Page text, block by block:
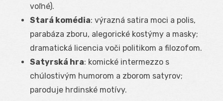
voľné).
Stará komédia: výrazná satira moci a polis,
parabáza zboru, alegorické kostýmy a masky;
dramatická licencia voči politikom a filozofom.
Satyrská hra: komické intermezzo s
chúlostivým humorom a zborom satyrov;
paroduje hrdinské motívy.